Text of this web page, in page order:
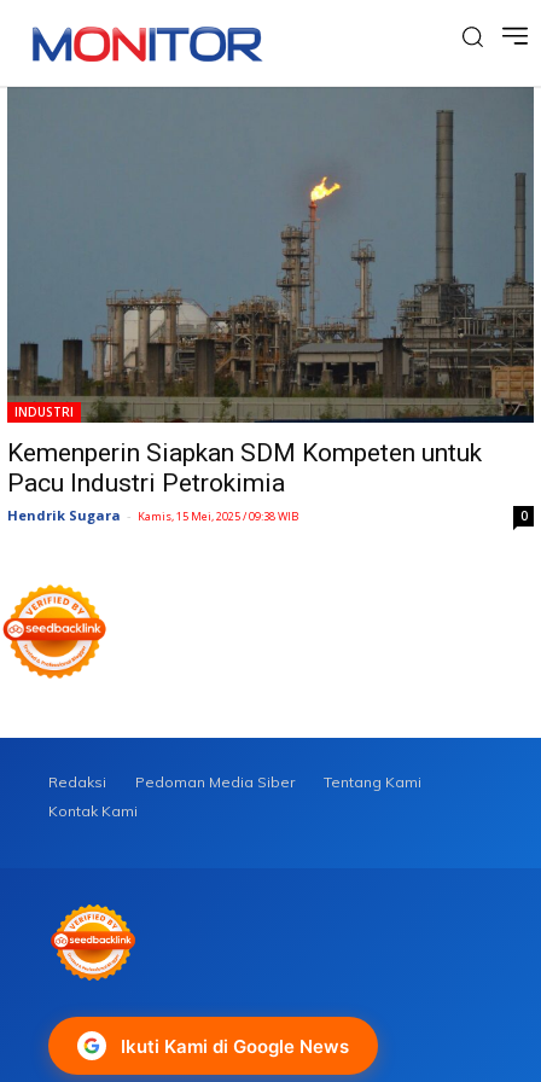
Tag: Industri Petrokimia
INDUSTRI
Kemenperin Siapkan SDM Kompeten untuk
Pacu Industri Petrokimia
Hendrik Sugara - Kamis, 15 Mei, 2025 / 09:38 WIB 0
Redaksi Pedoman Media Siber
Tentang Kami
Kontak Kami
Ikuti Kami di Google News